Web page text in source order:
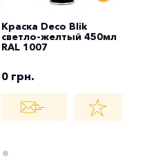
Краска Deco Blik
светло-желтый 450мл
RAL 1007
0 грн.